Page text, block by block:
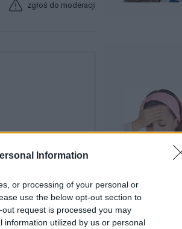
Information
or processing of your personal or
use the below opt-out section to
request is processed you may
utilized by us or personal
zgłoś do moderacji
WYBIERZ PLIK